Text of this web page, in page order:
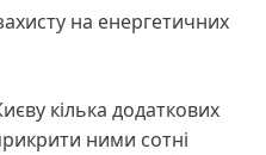
на енергетичних
кілька додаткових
ними сотні